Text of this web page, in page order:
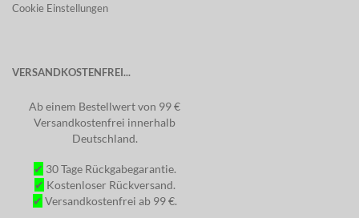
Cookie Einstellungen
VERSANDKOSTENFREI...
Ab einem Bestellwert von 99 €
Versandkostenfrei innerhalb
Deutschland.
✔ 30 Tage Rückgabegarantie.
✔ Kostenloser Rückversand.
✔ Versandkostenfrei ab 99 €.